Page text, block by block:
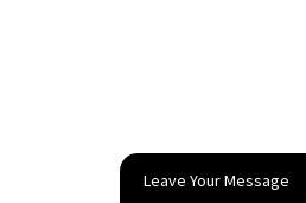
Leave Your Message